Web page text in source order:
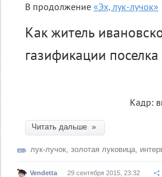
В продолжение «Эх, лук-лучок»
Как житель
газификации поселка
Кадр:
Читать дальше »
лук-лучок, золотая луковица,
Vendetta 29 сентября 2015, 23:32